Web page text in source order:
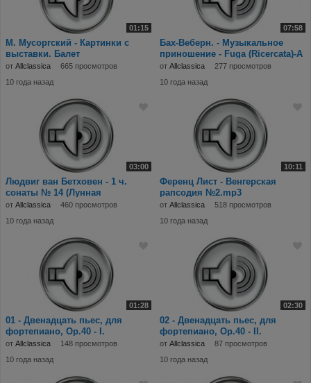
01:15
М. Мусоргский - Картинки с
выставки. Балет
невылупившихся птенцов.mp3
от Allclassica
665 просмотров
10 года назад
07:58
Бах-Веберн. - Музыкальное
приношение - Fuga (Ricercata)-A
6 Voci.mp3
от Allclassica
277 просмотров
10 года назад
03:00
Людвиг ван Бетховен - 1 ч.
сонаты № 14 (Лунная
соната).mp3
от Allclassica
460 просмотров
10 года назад
10:11
Ференц Лист - Венгерская
рапсодия №2.mp3
от Allclassica
518 просмотров
10 года назад
01:28
01 - Двенадцать пьес, для
фортепиано, Op.40 - I.
Etude.mp3
от Allclassica
148 просмотров
10 года назад
02:30
02 - Двенадцать пьес, для
фортепиано, Op.40 - II.
Chanson.mp3
от Allclassica
87 просмотров
10 года назад